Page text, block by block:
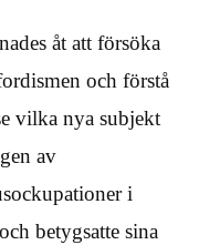
åt att försöka
och förstå
vilka nya subjekt
av
i
betygsatte sina